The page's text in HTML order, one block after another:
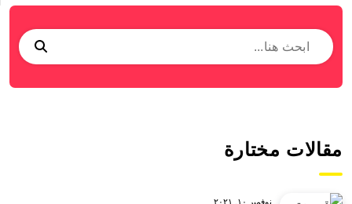
مقالات مختارة
نوفمبر ١٠, ٢٠٢١